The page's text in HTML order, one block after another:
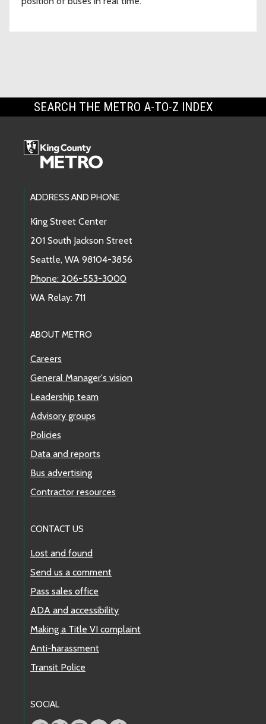
SEARCH THE METRO A-TO-Z INDEX
Footer Links
ADDRESS AND PHONE
King Street Center
201 South Jackson Street
Seattle, WA 98104-3856
Phone: 206-553-3000
WA Relay: 711
ABOUT METRO
Careers
General Manager's vision
Leadership team
Advisory groups
Policies
Data and reports
Bus advertising
Contractor resources
CONTACT US
Lost and found
Send us a comment
Pass sales office
ADA and accessibility
Making a Title VI complaint
Anti-harassment
Transit Police
SOCIAL